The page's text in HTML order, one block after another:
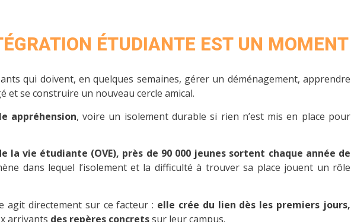
ÉTUDIANTE EST UN MOMENT
qui doivent, en quelques semaines, gérer un déménagement, apprendre
et se construire un nouveau cercle amical.
appréhension, voire un isolement durable si rien n’est mis en place pour
la vie étudiante (OVE), près de 90 000 jeunes sortent chaque année de
dans lequel l’isolement et la difficulté à trouver sa place jouent un rôle
agit directement sur ce facteur : elle crée du lien dès les premiers jours,
arrivants des repères concretssur leur campus.